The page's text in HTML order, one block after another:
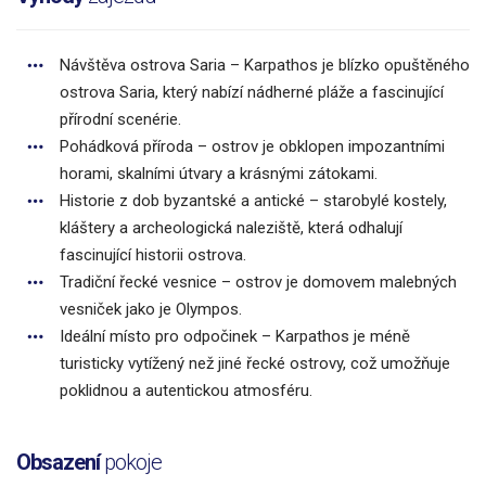
Návštěva ostrova Saria – Karpathos je blízko opuštěného
ostrova Saria, který nabízí nádherné pláže a fascinující
přírodní scenérie.
Pohádková příroda – ostrov je obklopen impozantními
horami, skalními útvary a krásnými zátokami.
Historie z dob byzantské a antické – starobylé kostely,
kláštery a archeologická naleziště, která odhalují
fascinující historii ostrova.
Tradiční řecké vesnice – ostrov je domovem malebných
vesniček jako je Olympos.
Ideální místo pro odpočinek – Karpathos je méně
turisticky vytížený než jiné řecké ostrovy, což umožňuje
poklidnou a autentickou atmosféru.
Obsazenípokoje